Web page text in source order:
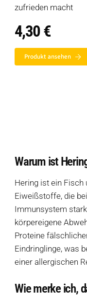
zufrieden macht
4,30€
Produkt ansehen
Warum ist
Hering ist ein Fisch
Eiweißstoffe, die
Immunsystem
körpereigene
Proteine
Eindringlinge, was
einer allergischen
Wie merke ich,
Eine Auswahl
Warum ist
Quellen
Weitere
Hofladen